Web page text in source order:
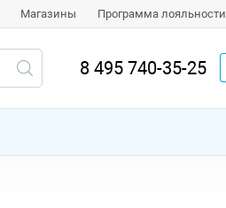
Магазины Программа лояльности
8 495 740-35-25